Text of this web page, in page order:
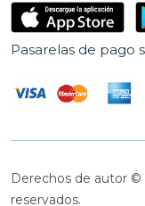
Pasarelas de pago
Derechos de autor ©
reservados.